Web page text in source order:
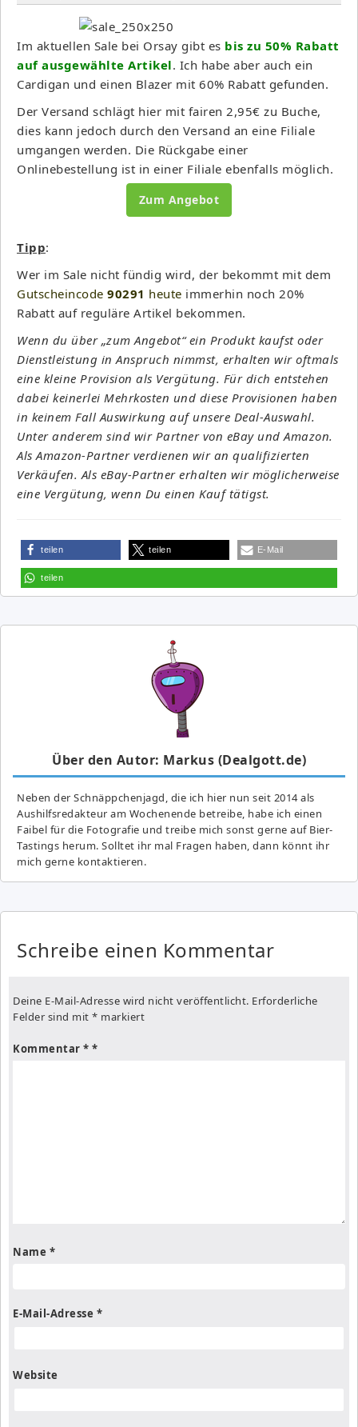
Im aktuellen Sale bei Orsay gibt es bis zu 50% Rabatt
auf ausgewählte Artikel. Ich habe aber auch ein
Cardigan und einen Blazer mit 60% Rabatt gefunden.
Der Versand schlägt hier mit fairen 2,95€ zu Buche,
dies kann jedoch durch den Versand an eine Filiale
umgangen werden. Die Rückgabe einer
Onlinebestellung ist in einer Filiale ebenfalls möglich.
Zum Angebot
Tipp:
Wer im Sale nicht fündig wird, der bekommt mit dem
Gutscheincode 90291 heute immerhin noch 20%
Rabatt auf reguläre Artikel bekommen.
Wenn du über „zum Angebot“ ein Produkt kaufst oder
Dienstleistung in Anspruch nimmst, erhalten wir oftmals
eine kleine Provision als Vergütung. Für dich entstehen
dabei keinerlei Mehrkosten und diese Provisionen haben
in keinem Fall Auswirkung auf unsere Deal-Auswahl.
Unter anderem sind wir Partner von eBay und Amazon.
Als Amazon-Partner verdienen wir an qualifizierten
Verkäufen. Als eBay-Partner erhalten wir möglicherweise
eine Vergütung, wenn Du einen Kauf tätigst.
teilen teilen E-Mail
teilen
Über den Autor: Markus (Dealgott.de)
Neben der Schnäppchenjagd, die ich hier nun seit 2014 als
Aushilfsredakteur am Wochenende betreibe, habe ich einen
Faibel für die Fotografie und treibe mich sonst gerne auf Bier-
Tastings herum. Solltet ihr mal Fragen haben, dann könnt ihr
mich gerne kontaktieren.
Schreibe einen Kommentar
Deine E-Mail-Adresse wird nicht veröffentlicht. Erforderliche
Felder sind mit * markiert
Kommentar *
Name *
E-Mail-Adresse *
Website